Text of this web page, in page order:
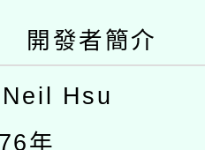
年度第1次
甄選結果公
年度第2次
開發者簡介
Neil Hsu
年